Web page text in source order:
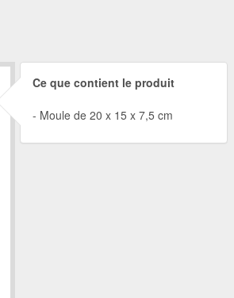
Ce que contient le produit
Moule de 20 x 15 x 7,5 cm